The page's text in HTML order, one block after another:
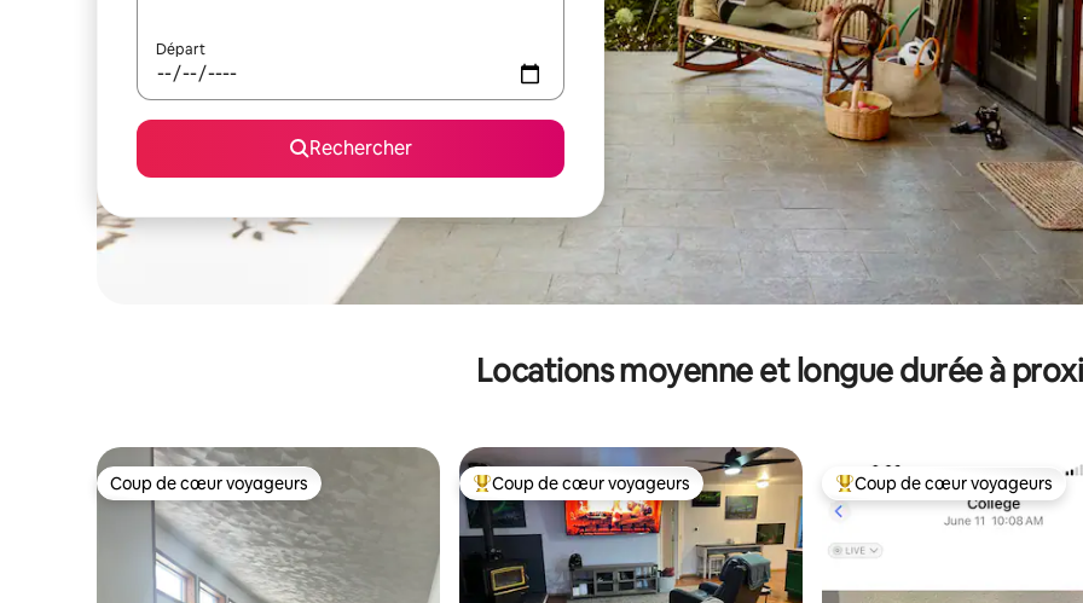
Départ
Rechercher
Locations moyenne et longue durée à
Coup de cœur voyageurs
Coup de cœur voyageurs Coups de cœur voyageurs les plus appréciés
Coup de cœur voyageurs Coups de cœur voyageurs les
Coup de cœur voyageurs